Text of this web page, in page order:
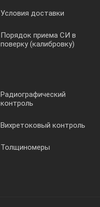
Условия доставки
Порядок приема СИ в
поверку (калибровку)
Радиографический
контроль
Вихретоковый контроль
Толщиномеры